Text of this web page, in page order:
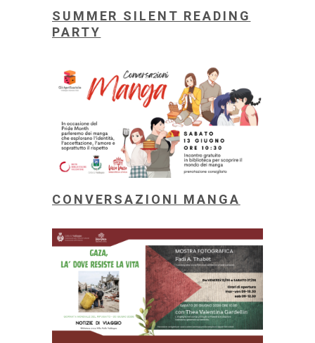
SUMMER SILENT READING
PARTY
CONVERSAZIONI MANGA